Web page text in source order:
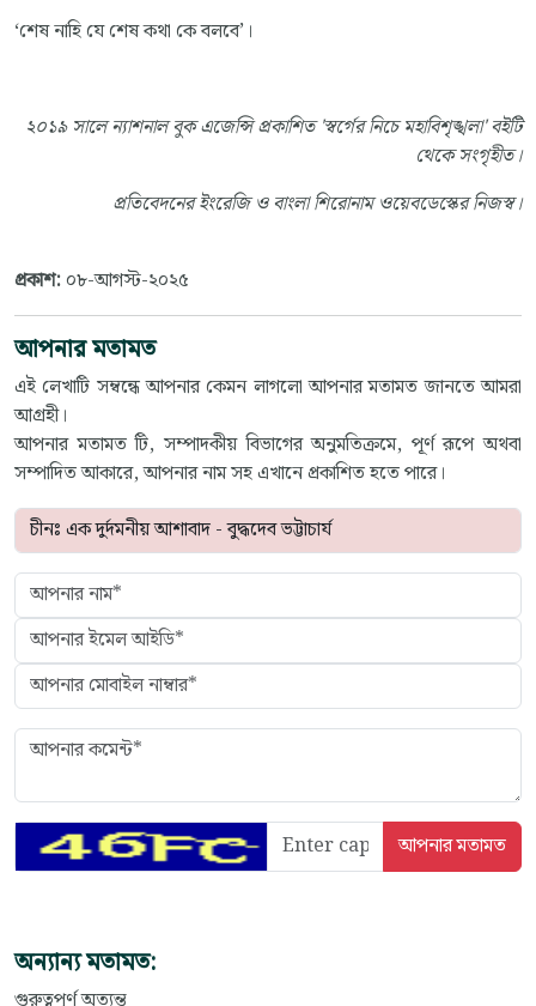
‘শেষ নাহি যে শেষ কথা কে বলবে’।
২০১৯ সালে ন্যাশনাল বুক এজেন্সি প্রকাশিত 'স্বর্গের নিচে মহাবিশৃঙ্খলা' বইটি
থেকে সংগৃহীত।
প্রতিবেদনের ইংরেজি ও বাংলা শিরোনাম ওয়েবডেস্কের নিজস্ব।
প্রকাশ: ০৮-আগস্ট-২০২৫
আপনার মতামত
এই লেখাটি সম্বন্ধে আপনার কেমন লাগলো আপনার মতামত জানতে আমরা
আগ্রহী।
আপনার মতামত টি, সম্পাদকীয় বিভাগের অনুমতিক্রমে, পূর্ণ রূপে অথবা
সম্পাদিত আকারে, আপনার নাম সহ এখানে প্রকাশিত হতে পারে।
অন্যান্য মতামত: